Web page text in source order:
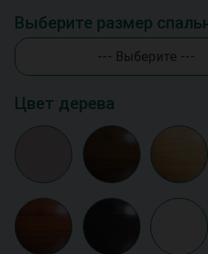
Выберите размер
--- Выберите ---
Цвет дерева